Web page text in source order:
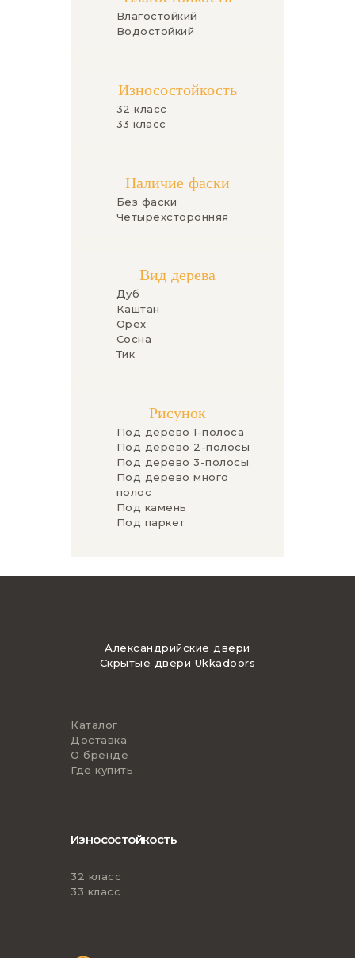
Влагостойкий
Водостойкий
Износостойкость
32 класс
33 класс
Наличие фаски
Без фаски
Четырёхсторонняя
Вид дерева
Дуб
Каштан
Орех
Сосна
Тик
Рисунок
Под дерево 1-полоса
Под дерево 2-полосы
Под дерево 3-полосы
Под дерево много
полос
Под камень
Под паркет
Александрийские двери
Скрытые двери Ukkadoors
Каталог
Доставка
О бренде
Где купить
Износостойкость
32 класс
33 класс